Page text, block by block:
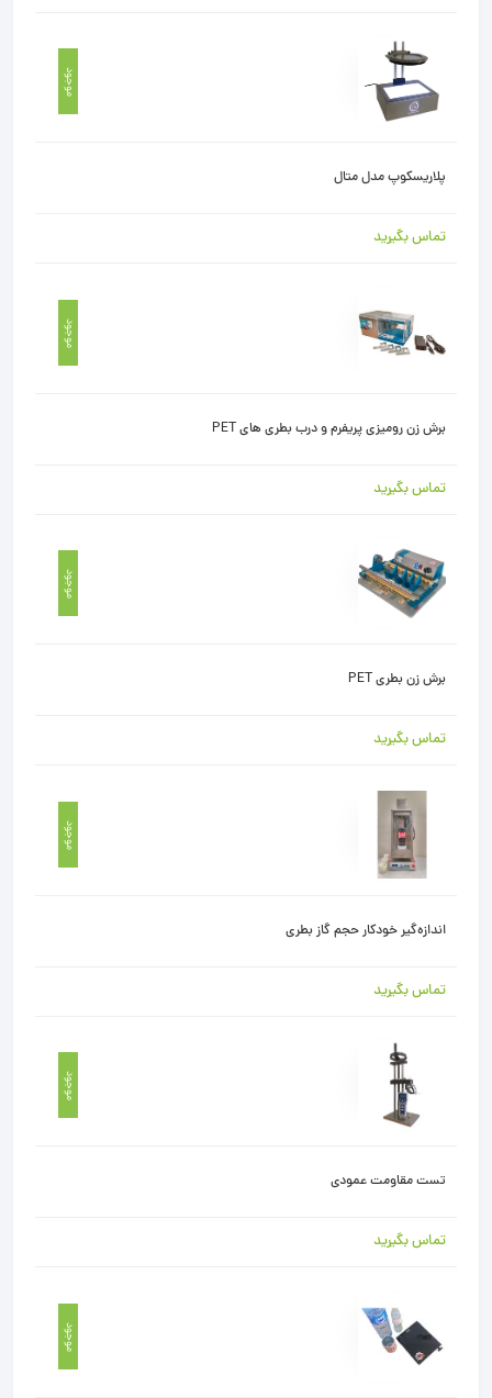
موجود
پلاریسکوپ مدل متال
تماس بگیرید
موجود
برش زن رومیزی پریفرم و درب بطری های PET
تماس بگیرید
موجود
برش زن بطری PET
تماس بگیرید
موجود
اندازه‌گیر خودکار حجم گاز بطری
تماس بگیرید
موجود
تست مقاومت عمودی
تماس بگیرید
موجود